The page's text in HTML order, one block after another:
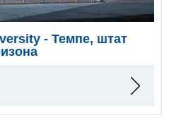
- Темпе, штат